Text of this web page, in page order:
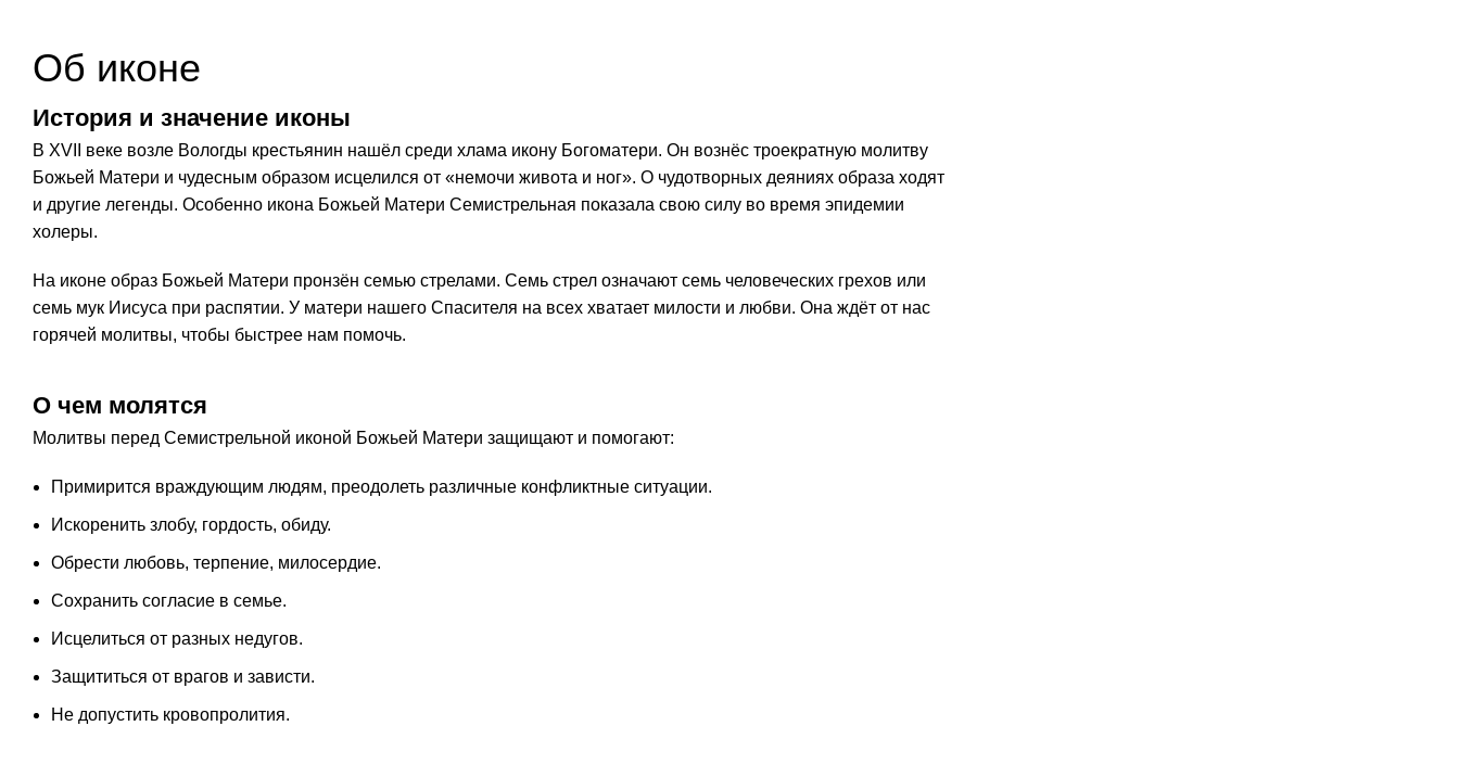
Об иконе
История и значение иконы
В XVII веке возле Вологды крестьянин нашёл среди хлама икону Богоматери. Он вознёс троекратную молитву
Божьей Матери и чудесным образом исцелился от «немочи живота и ног». О чудотворных деяниях образа ходят
и другие легенды. Особенно икона Божьей Матери Семистрельная показала свою силу во время эпидемии
холеры.
На иконе образ Божьей Матери пронзён семью стрелами. Семь стрел означают семь человеческих грехов или
семь мук Иисуса при распятии. У матери нашего Спасителя на всех хватает милости и любви. Она ждёт от нас
горячей молитвы, чтобы быстрее нам помочь.
О чем молятся
Молитвы перед Семистрельной иконой Божьей Матери защищают и помогают:
Примирится враждующим людям, преодолеть различные конфликтные ситуации.
Искоренить злобу, гордость, обиду.
Обрести любовь, терпение, милосердие.
Сохранить согласие в семье.
Исцелиться от разных недугов.
Защититься от врагов и зависти.
Не допустить кровопролития.